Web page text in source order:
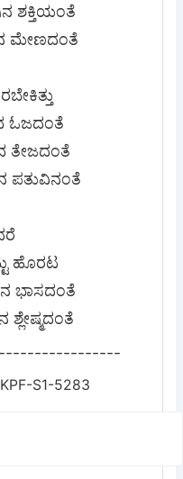
ಶಕ್ತಿಯಂತೆ
ಮೇಣದಂತೆ
ಓಜದಂತೆ
ತೇಜದಂತೆ
ಪತುವಿನಂತೆ
ಹೊರಟ
ಭಾಸದಂತೆ
S1-5283